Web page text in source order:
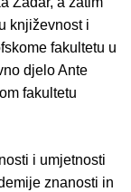
književnost i
fakultetu u
djelo Ante
fakultetu
i umjetnosti
znanosti in